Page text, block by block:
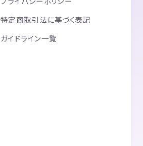
特定商取引法に基づく表記
ガイドライン一覧